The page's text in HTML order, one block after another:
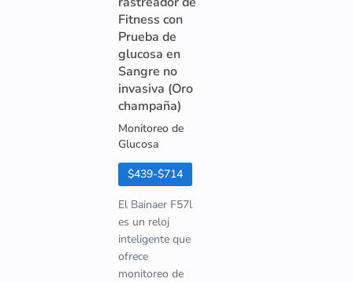
Fitness con
Prueba de
glucosa en
Sangre no
invasiva (Oro
champaña)
Monitoreo de
Glucosa
$439-$714
El Bainaer F57l
es un reloj
inteligente que
ofrece
monitoreo de